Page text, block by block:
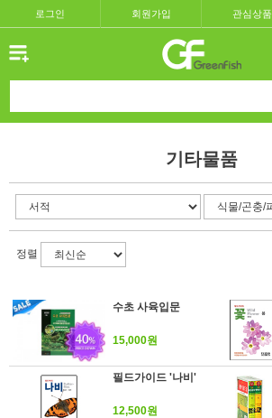
로그인 회원가입 관심상품
기타물품
정렬
수초 사육입문
15,000원
필드가이드 '나비'
12,500원